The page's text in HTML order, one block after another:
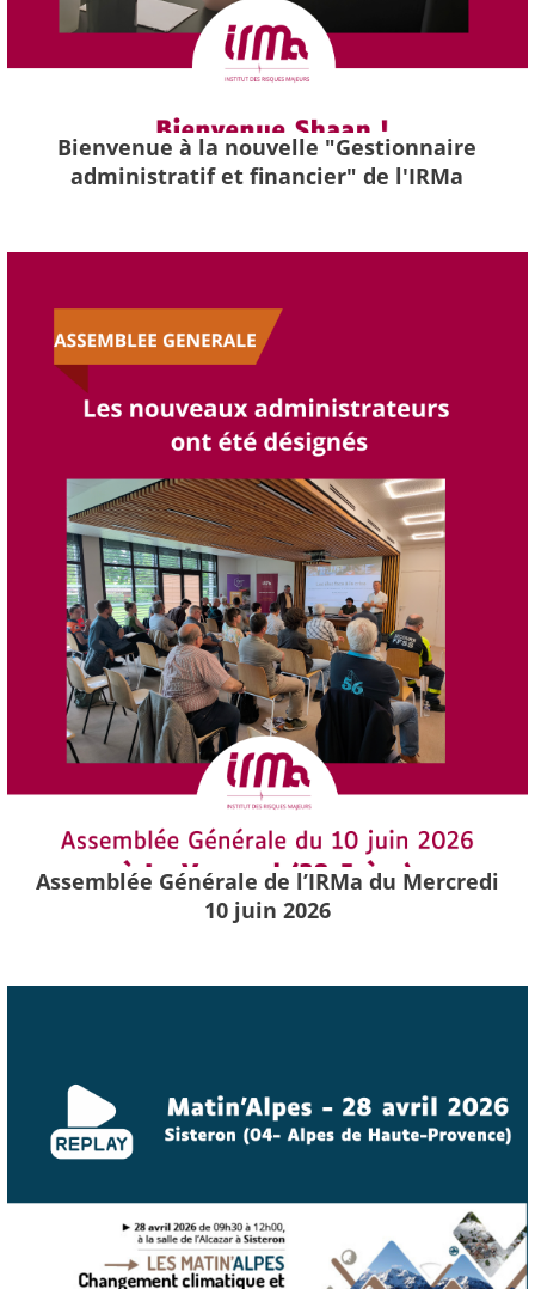
Bienvenue à la nouvelle "Gestionnaire
administratif et financier" de l'IRMa
Assemblée Générale de l’IRMa du Mercredi
10 juin 2026